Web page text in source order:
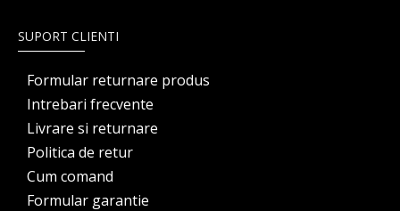
SUPORT CLIENTI
Formular returnare produs
Intrebari frecvente
Livrare si returnare
Politica de retur
Cum comand
Formular garantie